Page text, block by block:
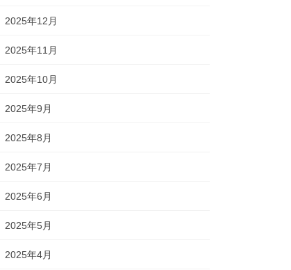
2025年12月
2025年11月
2025年10月
2025年9月
2025年8月
2025年7月
2025年6月
2025年5月
2025年4月